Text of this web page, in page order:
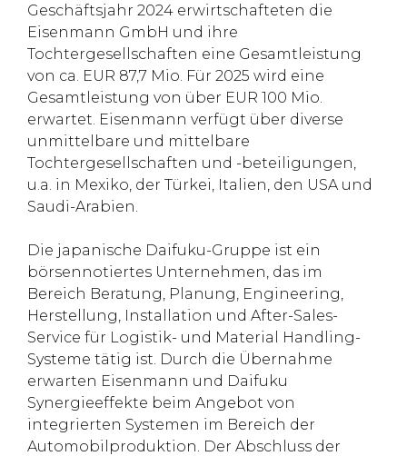
Geschäftsjahr 2024 erwirtschafteten die
Eisenmann GmbH und ihre
Tochtergesellschaften eine Gesamtleistung
von ca. EUR 87,7 Mio. Für 2025 wird eine
Gesamtleistung von über EUR 100 Mio.
erwartet. Eisenmann verfügt über diverse
unmittelbare und mittelbare
Tochtergesellschaften und -beteiligungen,
u.a. in Mexiko, der Türkei, Italien, den USA und
Saudi-Arabien.
Die japanische Daifuku-Gruppe ist ein
börsennotiertes Unternehmen, das im
Bereich Beratung, Planung, Engineering,
Herstellung, Installation und After-Sales-
Service für Logistik- und Material Handling-
Systeme tätig ist. Durch die Übernahme
erwarten Eisenmann und Daifuku
Synergieeffekte beim Angebot von
integrierten Systemen im Bereich der
Automobilproduktion. Der Abschluss der